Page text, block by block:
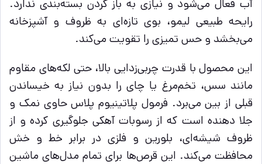
آب فعال می‌شود و نیازی به باز کردن بسته‌بندی ندارد.
رایحه طبیعی لیمو، بوی تازه‌ای به ظروف و آشپزخانه
می‌بخشد و حس تمیزی را تقویت می‌کند.
این محصول با قدرت چربی‌زدایی بالا، حتی لکه‌های مقاوم
مانند سس، تخم‌مرغ یا چای را بدون نیاز به خیساندن
قبلی از بین می‌برد. فرمول پلاتینیوم پلاس حاوی نمک و
جلا دهنده است که از رسوبات آهکی جلوگیری کرده و از
ظروف شیشه‌ای، بلورین و فلزی در برابر خط و خش
محافظت می‌کند. این قرص‌ها برای تمام مدل‌های ماشین